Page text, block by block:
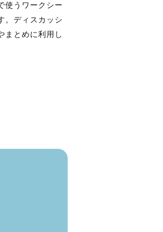
使うワークシー
。ディスカッシ
まとめに利用し